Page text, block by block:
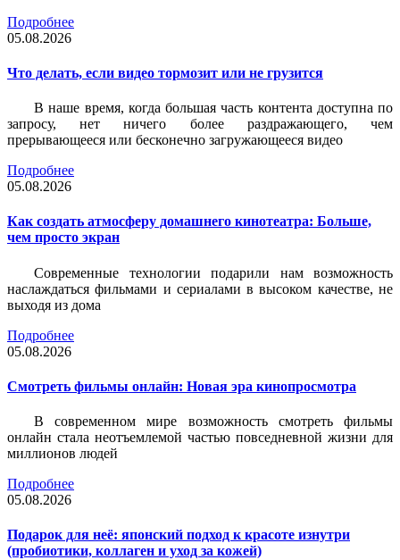
Подробнее
05.08.2026
Что делать, если видео тормозит или не грузится
В наше время, когда большая часть контента доступна по
запросу, нет ничего более раздражающего, чем
прерывающееся или бесконечно загружающееся видео
Подробнее
05.08.2026
Как создать атмосферу домашнего кинотеатра: Больше,
чем просто экран
Современные технологии подарили нам возможность
наслаждаться фильмами и сериалами в высоком качестве, не
выходя из дома
Подробнее
05.08.2026
Смотреть фильмы онлайн: Новая эра кинопросмотра
В современном мире возможность смотреть фильмы
онлайн стала неотъемлемой частью повседневной жизни для
миллионов людей
Подробнее
05.08.2026
Подарок для неё: японский подход к красоте изнутри
(пробиотики, коллаген и уход за кожей)